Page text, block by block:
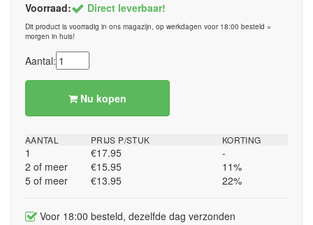
Voorraad: Direct leverbaar!
Dit product is voorradig in ons magazijn, op werkdagen voor 18:00 besteld =
morgen in huis!
Aantal:
Nu kopen
AANTAL
1
2 of meer
5 of meer
PRIJS P/STUK
€17.95
€15.95
€13.95
KORTING
-
11%
22%
Voor 18:00 besteld, dezelfde dag verzonden